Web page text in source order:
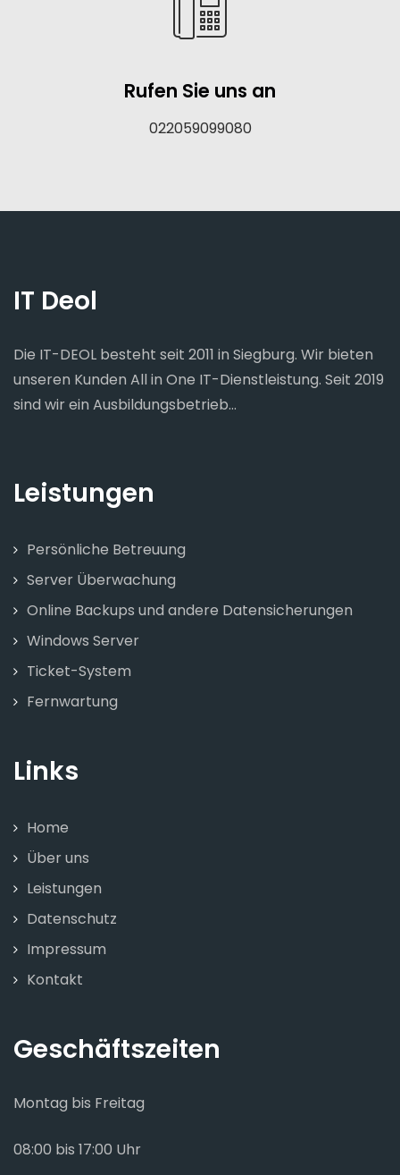
Rufen Sie uns an
022059099080
IT Deol
Die IT-DEOL besteht seit 2011 in Siegburg. Wir bieten
unseren Kunden All in One IT-Dienstleistung. Seit 2019
sind wir ein Ausbildungsbetrieb...
Leistungen
Persönliche Betreuung
Server Überwachung
Online Backups und andere Datensicherungen
Windows Server
Ticket-System
Fernwartung
Links
Home
Über uns
Leistungen
Datenschutz
Impressum
Kontakt
Geschäftszeiten
Montag bis Freitag
08:00 bis 17:00 Uhr